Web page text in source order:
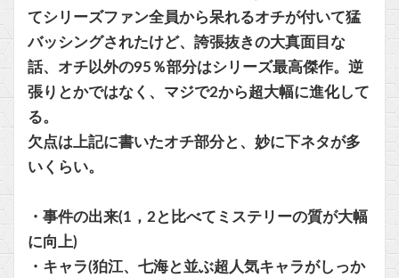
てシリーズファン全員から呆れるオチが付いて猛
バッシングされたけど、誇張抜きの大真面目な
話、オチ以外の95％部分はシリーズ最高傑作。逆
張りとかではなく、マジで2から超大幅に進化して
る。
欠点は上記に書いたオチ部分と、妙に下ネタが多
いくらい。
・事件の出来(1，2と比べてミステリーの質が大幅
に向上)
・キャラ(狛江、七海と並ぶ超人気キャラがしっか